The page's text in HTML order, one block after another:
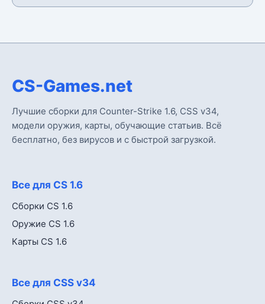
CS-Games.net
Лучшие сборки для Counter-Strike 1.6, CSS v34,
модели оружия, карты, обучающие статьив. Всё
бесплатно, без вирусов и с быстрой загрузкой.
Все для CS 1.6
Сборки CS 1.6
Оружие CS 1.6
Карты CS 1.6
Все для CSS v34